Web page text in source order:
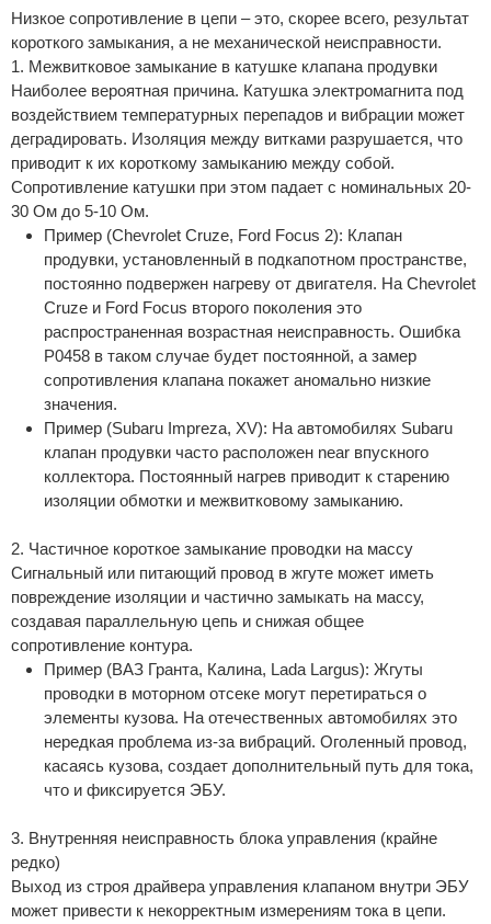
Низкое сопротивление в цепи – это, скорее всего, результат
короткого замыкания, а не механической неисправности.
1. Межвитковое замыкание в катушке клапана продувки
Наиболее вероятная причина. Катушка электромагнита под
воздействием температурных перепадов и вибрации может
деградировать. Изоляция между витками разрушается, что
приводит к их короткому замыканию между собой.
Сопротивление катушки при этом падает с номинальных 20-
30 Ом до 5-10 Ом.
Пример (Chevrolet Cruze, Ford Focus 2): Клапан
продувки, установленный в подкапотном пространстве,
постоянно подвержен нагреву от двигателя. На Chevrolet
Cruze и Ford Focus второго поколения это
распространенная возрастная неисправность. Ошибка
P0458 в таком случае будет постоянной, а замер
сопротивления клапана покажет аномально низкие
значения.
Пример (Subaru Impreza, XV): На автомобилях Subaru
клапан продувки часто расположен near впускного
коллектора. Постоянный нагрев приводит к старению
изоляции обмотки и межвитковому замыканию.
2. Частичное короткое замыкание проводки на массу
Сигнальный или питающий провод в жгуте может иметь
повреждение изоляции и частично замыкать на массу,
создавая параллельную цепь и снижая общее
сопротивление контура.
Пример (ВАЗ Гранта, Калина, Lada Largus): Жгуты
проводки в моторном отсеке могут перетираться о
элементы кузова. На отечественных автомобилях это
нередкая проблема из-за вибраций. Оголенный провод,
касаясь кузова, создает дополнительный путь для тока,
что и фиксируется ЭБУ.
3. Внутренняя неисправность блока управления (крайне
редко)
Выход из строя драйвера управления клапаном внутри ЭБУ
может привести к некорректным измерениям тока в цепи.